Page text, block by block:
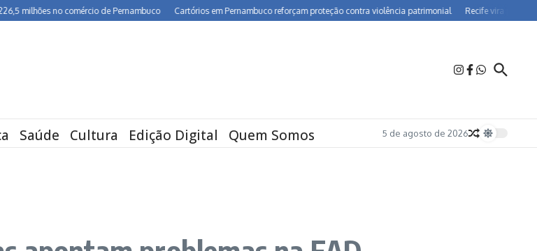
no comércio de Pernambuco Cartórios em Pernambuco reforçam proteção contra violência patrimonial Recife vira polo de
Saúde Cultura Edição Digital Quem Somos 5 de agosto de 2026